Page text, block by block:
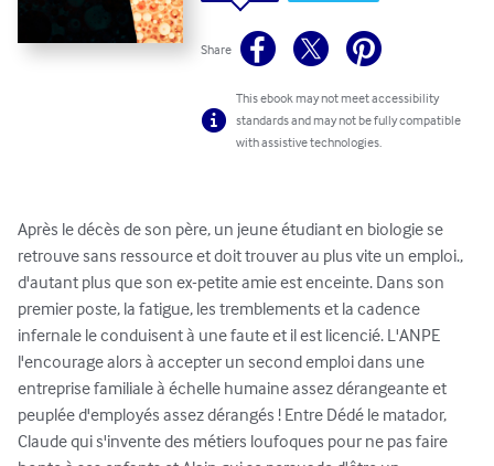
Share
This ebook may not meet accessibility
standards and may not be fully compatible
with assistive technologies.
Après le décès de son père, un jeune étudiant en biologie se
retrouve sans ressource et doit trouver au plus vite un emploi.,
d'autant plus que son ex-petite amie est enceinte. Dans son
premier poste, la fatigue, les tremblements et la cadence
infernale le conduisent à une faute et il est licencié. L'ANPE
l'encourage alors à accepter un second emploi dans une
entreprise familiale à échelle humaine assez dérangeante et
peuplée d'employés assez dérangés ! Entre Dédé le matador,
Claude qui s'invente des métiers loufoques pour ne pas faire